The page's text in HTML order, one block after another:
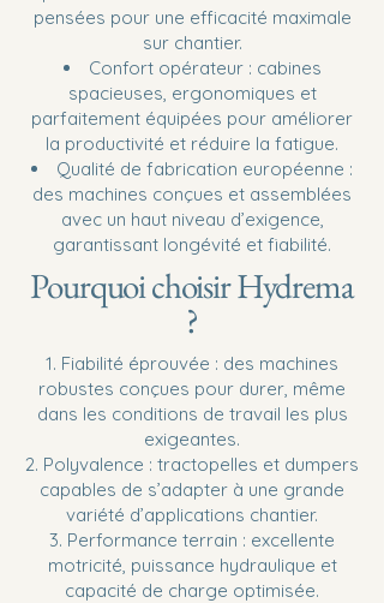
pensées pour une efficacité maximale
sur chantier.
Confort opérateur : cabines
spacieuses, ergonomiques et
parfaitement équipées pour améliorer
la productivité et réduire la fatigue.
Qualité de fabrication européenne :
des machines conçues et assemblées
avec un haut niveau d’exigence,
garantissant longévité et fiabilité.
Pourquoi choisir Hydrema
?
Fiabilité éprouvée : des machines
robustes conçues pour durer, même
dans les conditions de travail les plus
exigeantes.
Polyvalence : tractopelles et dumpers
capables de s’adapter à une grande
variété d’applications chantier.
Performance terrain : excellente
motricité, puissance hydraulique et
capacité de charge optimisée.